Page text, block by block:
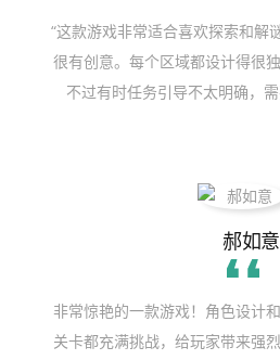
“这款游戏非常适合喜欢探索和解
很有创意。每个区域都设计得很
不过有时任务引导不太明确，
郝如意
非常惊艳的一款游戏！角色设计
关卡都充满挑战，给玩家带来强